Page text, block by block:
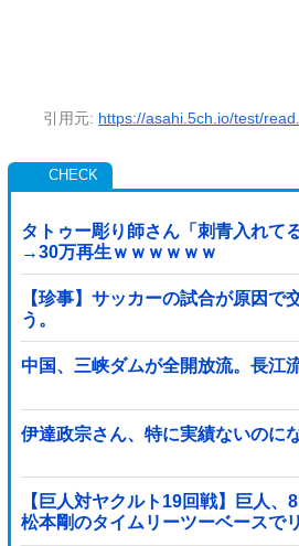
引用元: https://asahi.5ch.io/test/
タトゥー彫り師さん「刺青入れて
→30万再生ｗｗｗｗｗｗ
【珍事】サッカーの試合が原因で
う。
中国、三峡ダムが全開放流。長江
伊達政宗さん、特に実績ないのに
【巨人対ヤクルト19回戦】巨人、
松本剛のタイムリーツーベースで